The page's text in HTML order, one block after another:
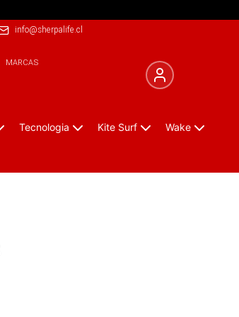
info@sherpalife.cl
MARCAS
Tecnologia Kite Surf Wake